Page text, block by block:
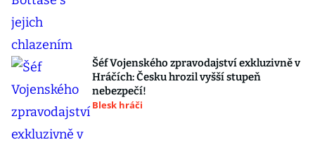
Šéf Vojenského zpravodajství exkluzivně v
Hráčích: Česku hrozil vyšší stupeň
nebezpečí!
Blesk hráči